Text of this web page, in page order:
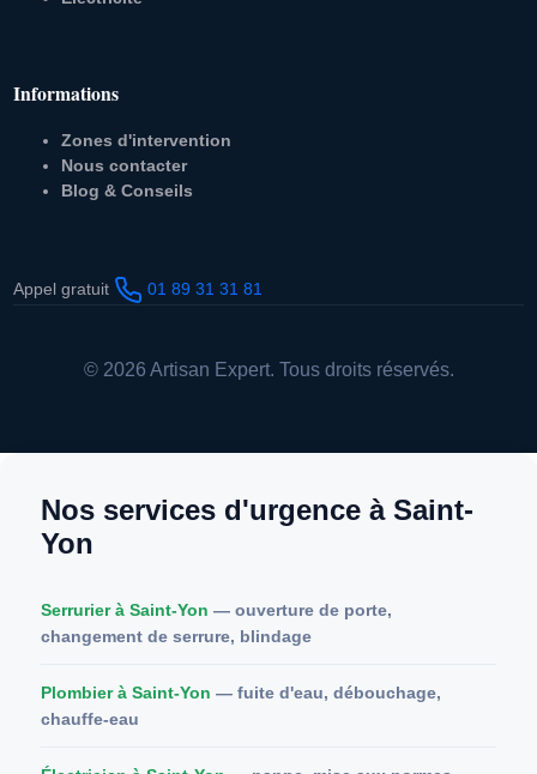
Informations
Zones d'intervention
Nous contacter
Blog & Conseils
Appel gratuit 01 89 31 31 81
© 2026 Artisan Expert. Tous droits réservés.
Nos services d'urgence à Saint-
Yon
Serrurier à Saint-Yon — ouverture de porte,
changement de serrure, blindage
Plombier à Saint-Yon — fuite d'eau, débouchage,
chauffe-eau